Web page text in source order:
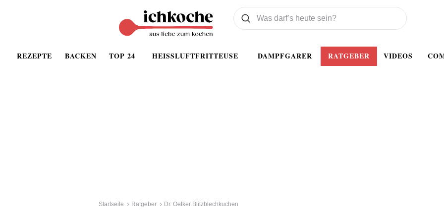
REZEPTE BACKEN TOP 24 HEISSLUFTFRITTEUSE DAMPFGARER RATGEBER VIDEOS
Was wollen Sie suchen
Suchen
Startseite Ratgeber Dr. Oetker Blitzblechkuchen